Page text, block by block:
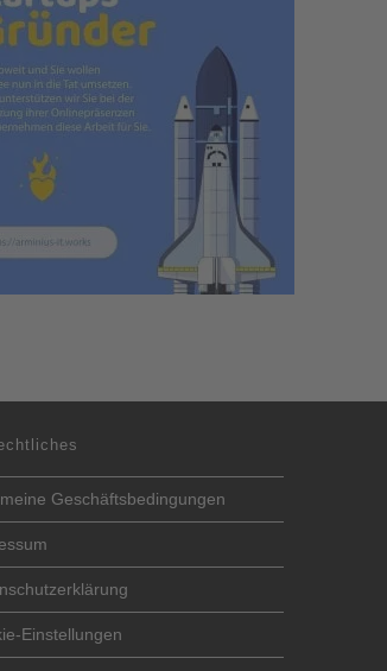
Geschäftsbedingungen
Einstellungen